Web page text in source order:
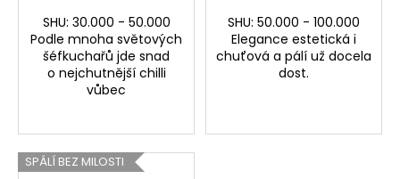
SHU: 30.000 - 50.000
Podle mnoha světových
šéfkuchařů jde snad
o nejchutnější chilli
vůbec
SHU: 50.000 - 100.000
Elegance estetická i
chuťová a pálí už docela
dost.
SPÁLÍ BEZ MILOSTI